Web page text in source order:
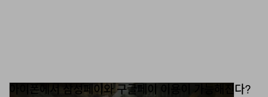
아이폰에서 삼성페이와 구글페이 이용이 가능해진다?